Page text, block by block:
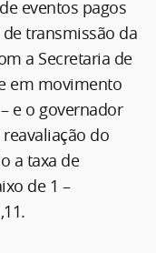
eventos pagos
transmissão da
a Secretaria de
em movimento
e o governador
do
a taxa de
de 1 –